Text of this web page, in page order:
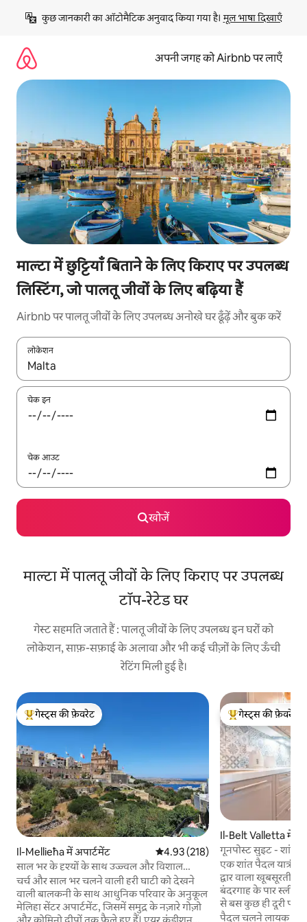
छोड़कर
कॉन्टेंट
कुछ जानकारी का ऑटोमैटिक अनुवाद किया गया है। मूल भाषा दिखाएँ
अपनी जगह को Airbnb पर लाएँ
माल्टा में छुट्टियाँ बिताने के लिए किराए पर उपलब्ध
लिस्टिंग, जो पालतू जीवों के लिए बढ़िया हैं
Airbnb पर पालतू जीवों के लिए उपलब्ध अनोखे घर ढूँढ़ें और बुक करें
लोकेशन
नतीजों के उपलब्ध होने पर, अप और डाउन 'ऐरो की' का इस्तेमाल करके नेविगेट
चेक इन
चेक आउट
खोजें
माल्टा में पालतू जीवों के लिए किराए पर उपलब्ध
टॉप-रेटेड घर
गेस्ट सहमति जताते हैं : पालतू जीवों के लिए उपलब्ध इन घरों को
लोकेशन, साफ़-सफ़ाई के अलावा और भी कई चीज़ों के लिए ऊँची
रेटिंग मिली हुई है।
गेस्ट्स का टॉप फ़ेवरेट
गेस्ट्स की फ़ेवरेट
Il-Mellieħa में अपार्टमेंट औसत रेटिंग 5 में से 4.93, 218 समीक्षाएँ
4.93 (218)
साल भर के दृश्यों के साथ उज्ज्वल और विशाल
अपार्टमेंट
चर्च और साल भर चलने वाली हरी घाटी को देखने
वाली बालकनी के साथ आधुनिक परिवार के अनुकूल
मेलिहा सेंटर अपार्टमेंट, जिसमें समुद्र के नज़ारे गोज़ो
गेस्ट्स का टॉप फ़ेवरेट
गेस्ट्स की फ़ेवरेट
Il-Belt Valletta में
गूनपोस्ट सुइट - शांत
एक शांत पैदल यात्री
द्वार वाला खूबसूरती
बंदरगाह के पार
से बस कुछ ही दूरी पर है। सिटी सेंटर,
म्यूज़ियम, नाइटलाइफ़
पैदल चलने लायक·